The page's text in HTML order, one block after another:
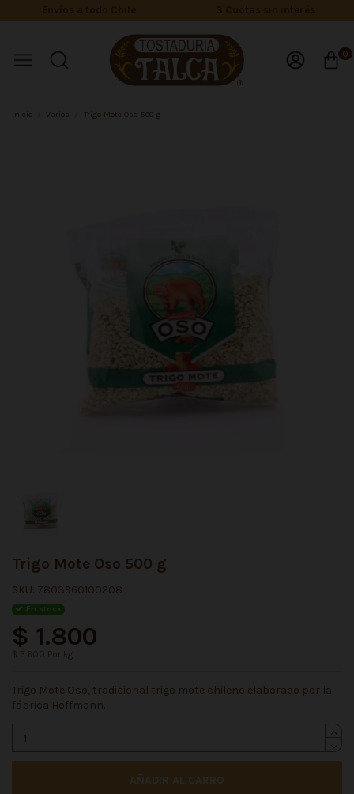
0
Inicio Varios Trigo Mote Oso 500 g
Trigo Mote Oso 500 g
SKU: 7803960100208
En stock
$ 1.800
$ 3.600 Por kg
Trigo Mote Oso, tradicional trigo mote chileno elaborado por la
fábrica Hoffmann.
AÑADIR AL CARRO